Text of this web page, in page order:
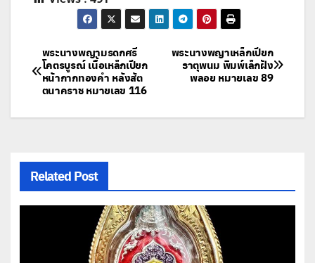
แนะแนว
เรื่อง
พระนางพญาเหล็กเปียก
ธาตุพนม พิมพ์เล็กฝัง
พลอย หมายเลข 89
พระนางพญามรดกศรี
โคตรบูรณ์ เนื้อเหล็กเปียก
หน้ากากทองคำ หลังสัต
ตนาคราช หมายเลข 116
Related Post